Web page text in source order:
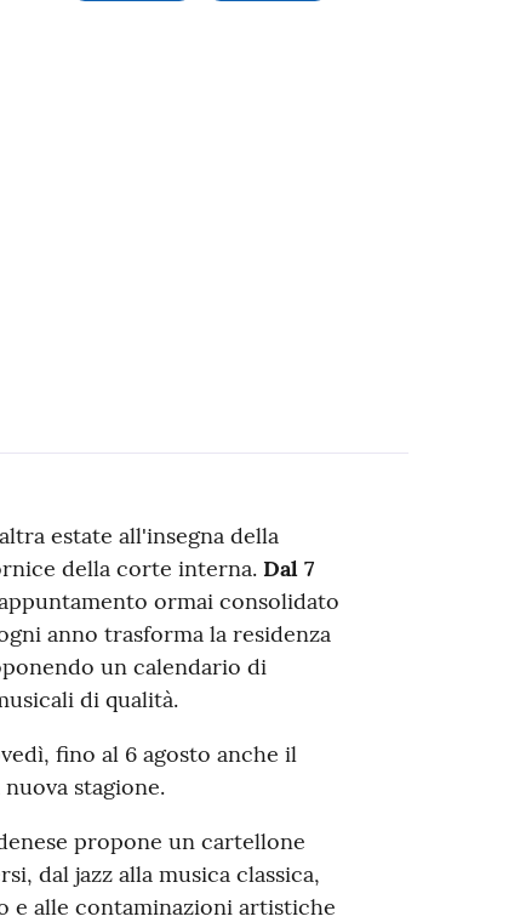
estate all'insegna della
della corte interna. Dal 7
ormai consolidato
anno trasforma la residenza
un calendario di
di qualità.
fino al 6 agosto anche il
stagione.
propone un cartellone
dal jazz alla musica classica,
e alle contaminazioni artistiche